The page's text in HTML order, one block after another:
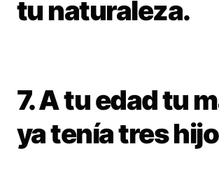
tu naturaleza.
7. A tu edad tu
ya tenía tres